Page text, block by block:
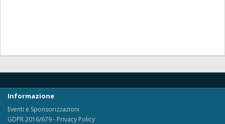
Informazione
Eventi e Sponsorizzazioni
GDPR 2016/679 - Privacy Policy